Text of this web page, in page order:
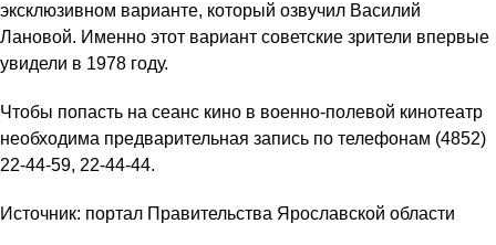
эксклюзивном варианте, который озвучил Василий
Лановой. Именно этот вариант советские зрители впервые
увидели в 1978 году.
Чтобы попасть на сеанс кино в военно-полевой кинотеатр
необходима предварительная запись по телефонам (4852)
22-44-59, 22-44-44.
Источник: портал Правительства Ярославской области